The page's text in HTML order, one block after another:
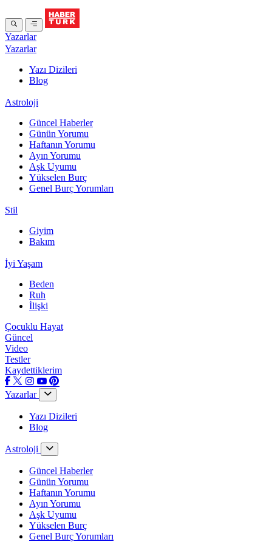
Yazarlar
Yazarlar
Yazı Dizileri
Blog
Astroloji
Güncel Haberler
Günün Yorumu
Haftanın Yorumu
Ayın Yorumu
Aşk Uyumu
Yükselen Burç
Genel Burç Yorumları
Stil
Giyim
Bakım
İyi Yaşam
Beden
Ruh
İlişki
Çocuklu Hayat
Güncel
Video
Testler
Kaydettiklerim
Yazarlar
Yazı Dizileri
Blog
Astroloji
Güncel Haberler
Günün Yorumu
Haftanın Yorumu
Ayın Yorumu
Aşk Uyumu
Yükselen Burç
Genel Burç Yorumları